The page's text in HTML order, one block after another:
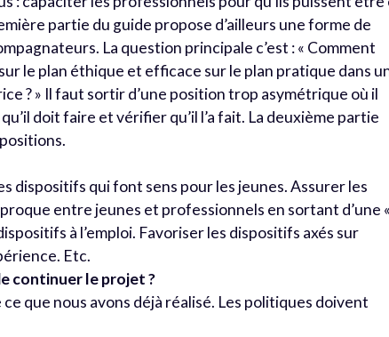
partie du guide propose d’ailleurs une forme de
La question principale c’est : « Comment
le plan éthique et efficace sur le plan pratique dans
? » Il faut sortir d’une position trop asymétrique où il
doit faire et vérifier qu’il l’a fait. La deuxième partie
dispositifs qui font sens pour les jeunes. Assurer les
entre jeunes et professionnels en sortant d’une «
à l’emploi. Favoriser les dispositifs axés sur
Etc.
continuer le projet ?
que nous avons déjà réalisé. Les politiques doivent